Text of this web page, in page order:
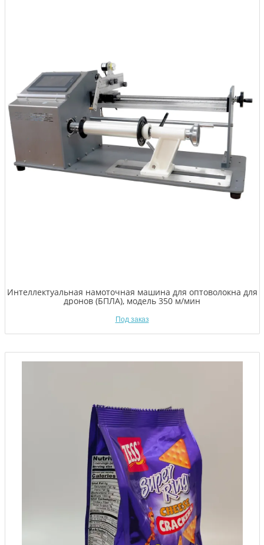
Интеллектуальная намоточная машина для оптоволокна для
дронов (БПЛА), модель 350 м/мин
Под заказ